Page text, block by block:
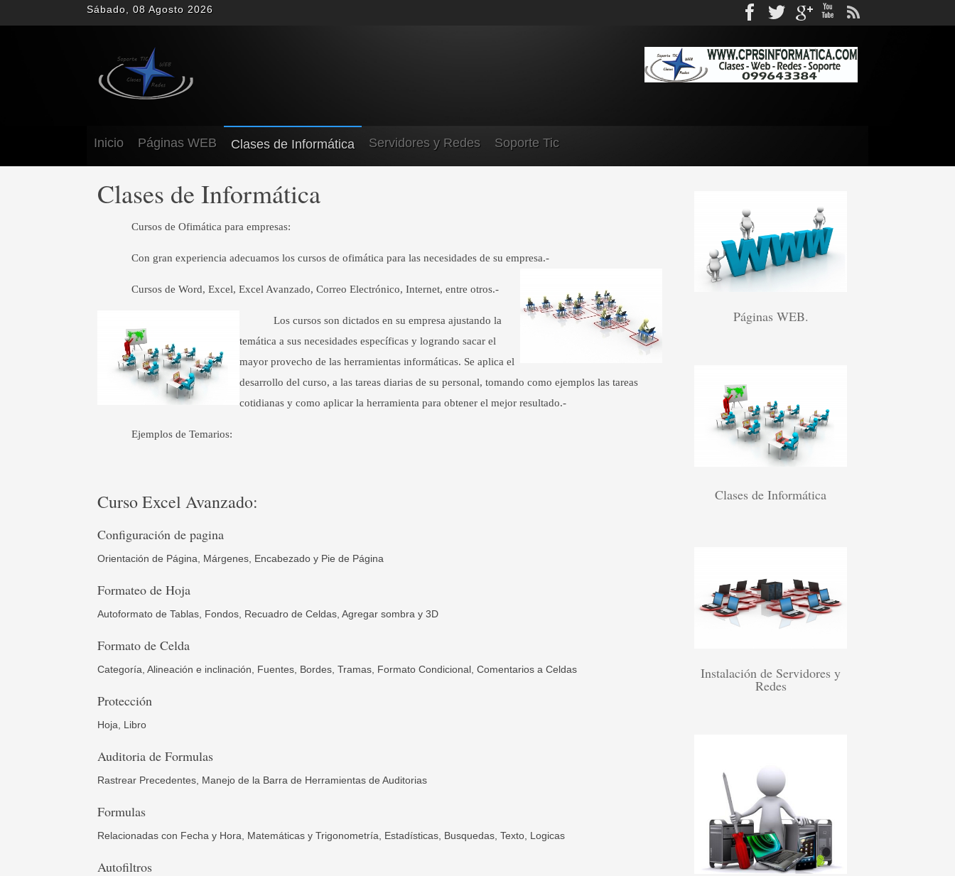
Sábado, 08 Agosto 2026 FacebookTwittergplusYoutube
Inicio Páginas WEB Clases de Informática Servidores y Redes Soporte Tic
Clases de Informática
Cursos de Ofimática para empresas:
Con gran experiencia adecuamos los cursos de ofimática para las necesidades de su empresa.-
Cursos de Word, Excel, Excel Avanzado, Correo Electrónico, Internet, entre otros.-
Los cursos son dictados en su empresa ajustando la
temática a sus necesidades específicas y logrando sacar el
mayor provecho de las herramientas informáticas. Se aplica el
desarrollo del curso, a las tareas diarias de su personal, tomando como ejemplos las tareas
cotidianas y como aplicar la herramienta para obtener el mejor resultado.-
Ejemplos de Temarios:
Curso Excel Avanzado:
Configuración de pagina
Orientación de Página, Márgenes, Encabezado y Pie de Página
Formateo de Hoja
Autoformato de Tablas, Fondos, Recuadro de Celdas, Agregar sombra y 3D
Formato de Celda
Categoría, Alineación e inclinación, Fuentes, Bordes, Tramas, Formato Condicional, Comentarios a Celdas
Protección
Hoja, Libro
Auditoria de Formulas
Rastrear Precedentes, Manejo de la Barra de Herramientas de Auditorias
Formulas
Relacionadas con Fecha y Hora Matemáticas y Trigonometría, Estadísticas, Busquedas Texto Logicas
Autofiltros
Páginas WEB.
Clases de Informática
Instalación de Servidores y
Redes